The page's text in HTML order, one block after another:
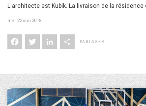
L'architecte est Kubik. La livraison de la résidence
mer 22 aoû 2018
Facebook
Twitter LinkedInShare